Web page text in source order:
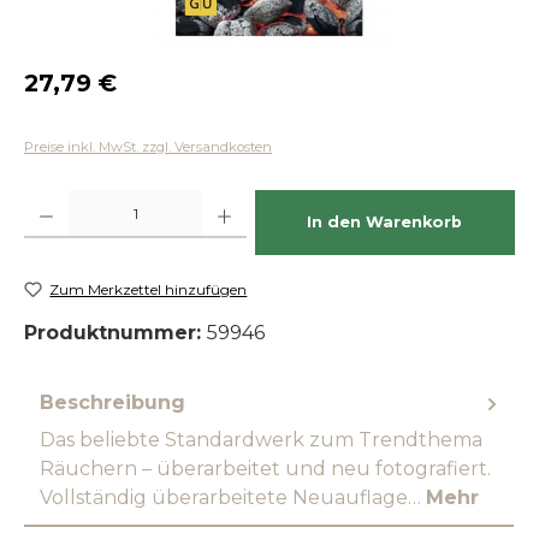
Regulärer Preis:
27,79 €
Preise inkl. MwSt. zzgl. Versandkosten
In den Warenkorb
Zum Merkzettel hinzufügen
Produktnummer: 59946
Beschreibung
Das beliebte Standardwerk zum Trendthema
Räuchern – überarbeitet und neu fotografiert.
Vollständig überarbeitete Neuauflage… Mehr